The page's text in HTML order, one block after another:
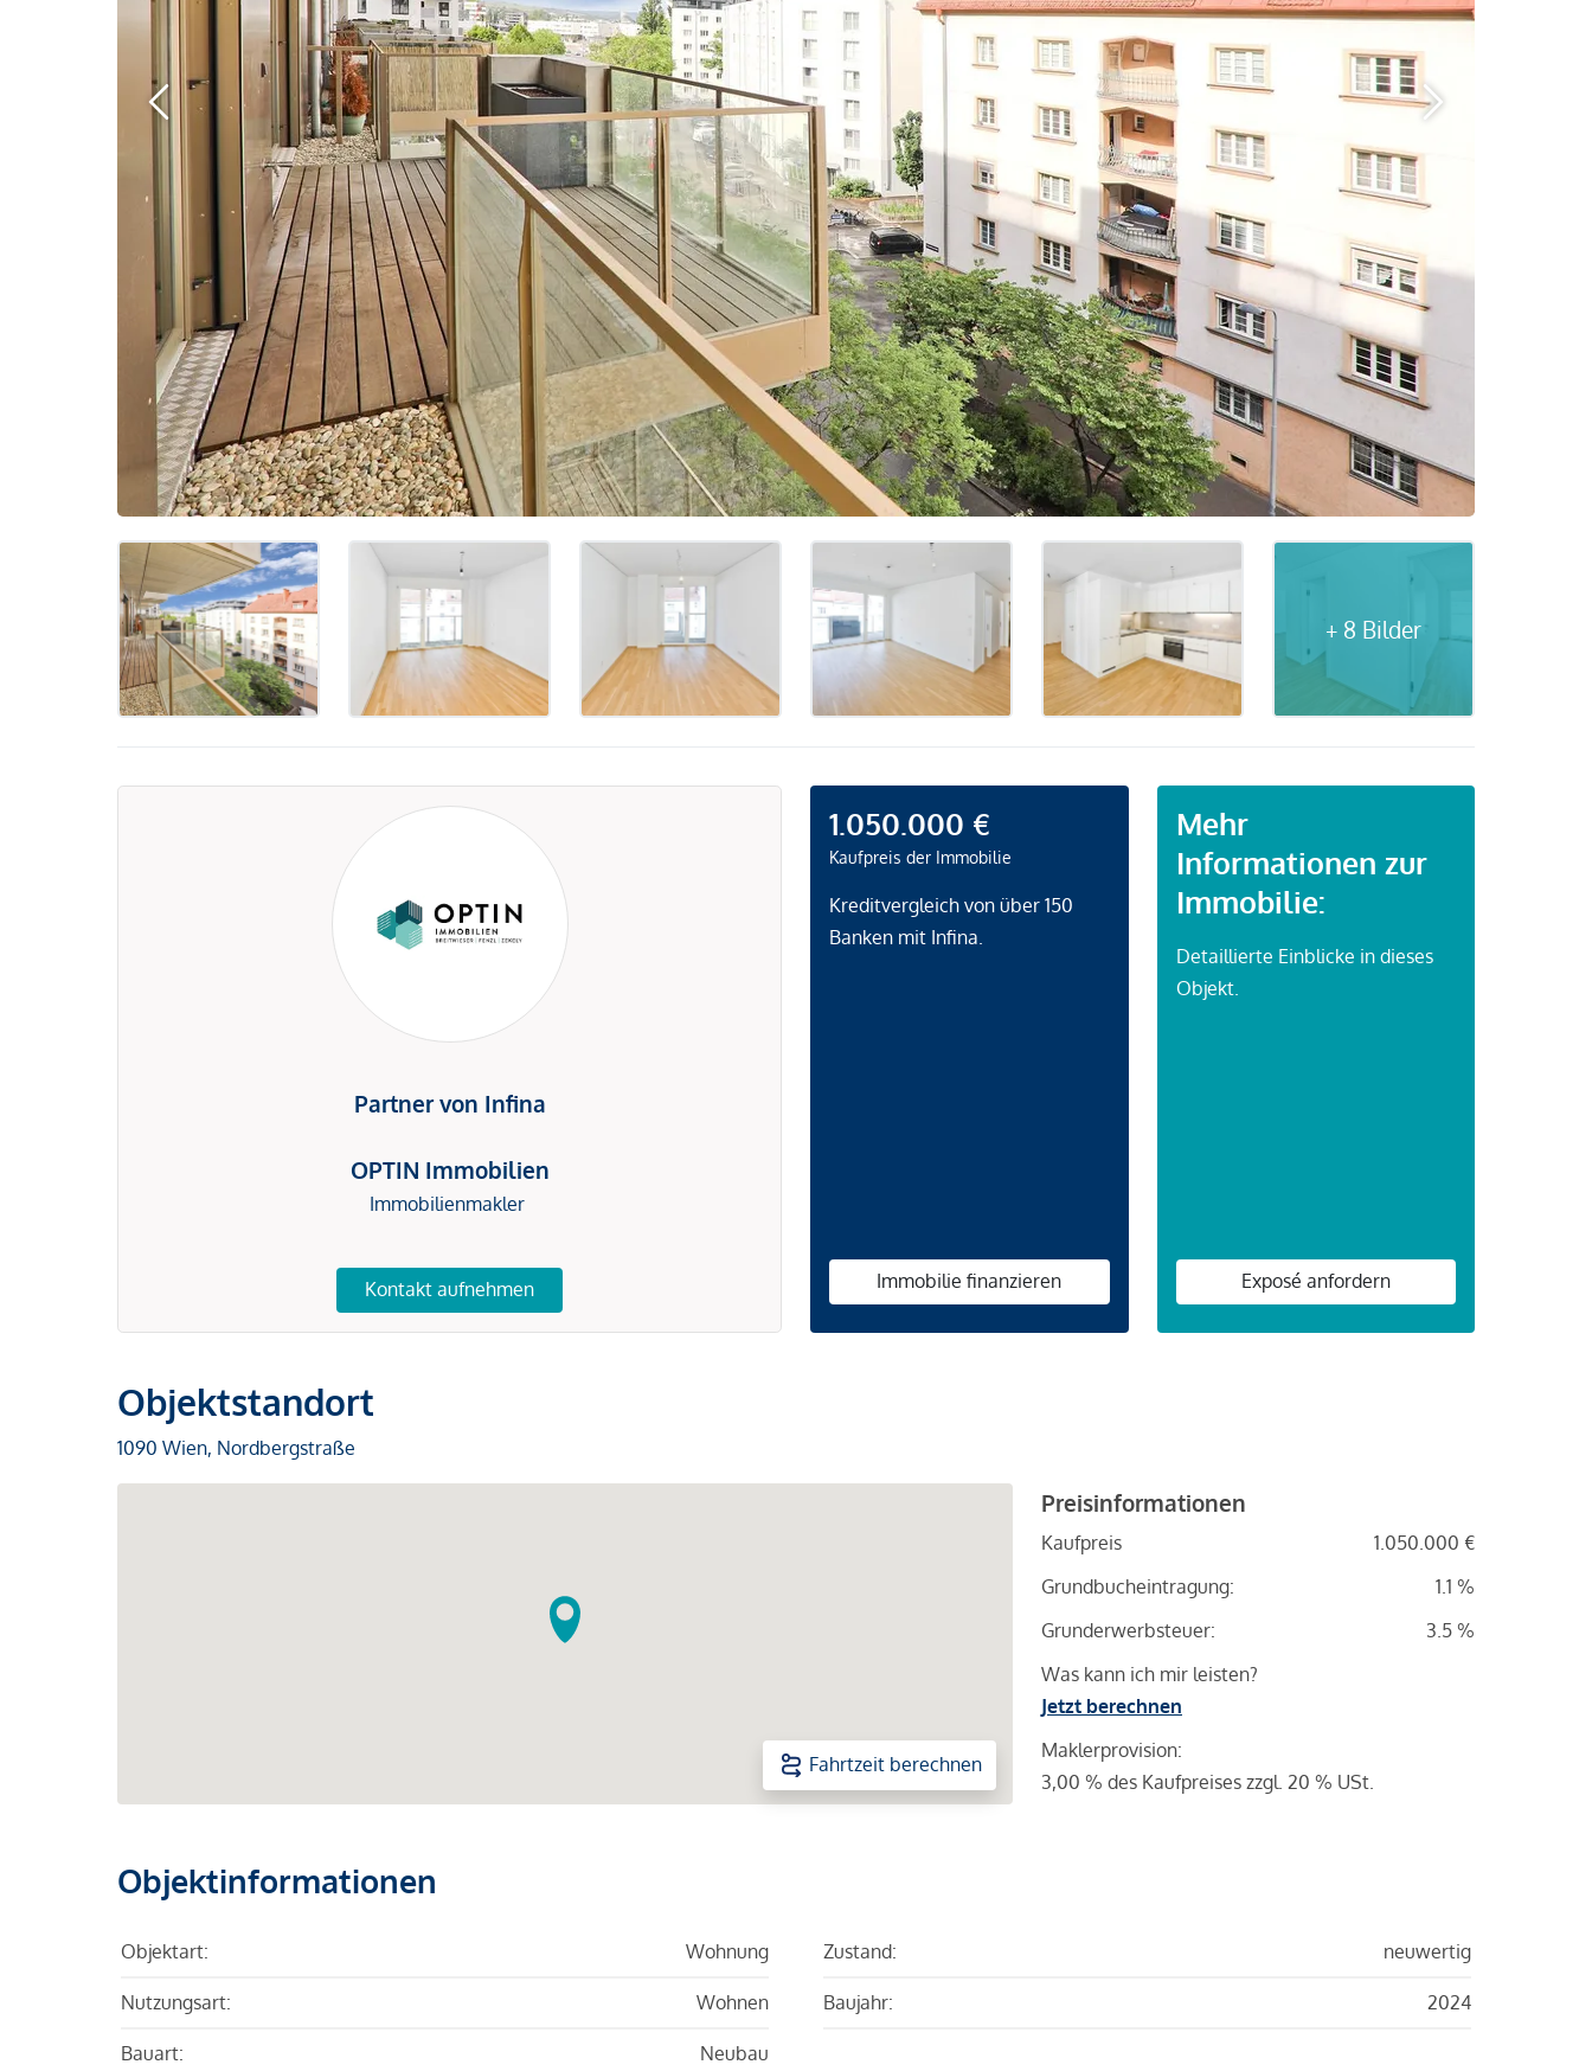
+ 8 Bilder
Partner von Infina
OPTIN Immobilien
Immobilienmakler
Kontakt aufnehmen
1.050.000 €
Kaufpreis der Immobilie
Kreditvergleich von über 150
Banken mit Infina.
Immobilie finanzieren
Mehr
Informationen zur
Immobilie:
Detaillierte Einblicke in dieses
Objekt.
Exposé anfordern
Objektstandort
1090 Wien, Nordbergstraße
Fahrtzeit berechnen
Preisinformationen
Kaufpreis
1.050.000 €
Grundbucheintragung:
1.1 %
Grunderwerbsteuer:
3.5 %
Was kann ich mir leisten?
Jetzt berechnen
Maklerprovision:
3,00 % des Kaufpreises zzgl. 20 % USt.
Objektinformationen
Objektart: Wohnung
Nutzungsart: Wohnen
Bauart: Neubau
Zustand: neuwertig
Baujahr: 2024